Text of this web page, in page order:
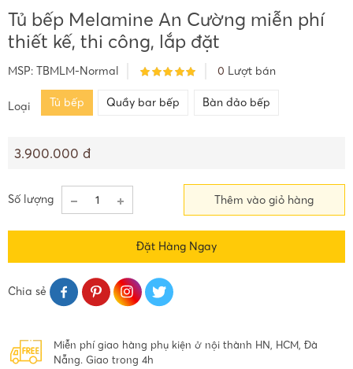
Tủ bếp Melamine An Cường miễn phí
thiết kế, thi công, lắp đặt
MSP: TBMLM-Normal 0 Lượt bán
Loại Tủ bếp Quầy bar bếp Bàn đảo bếp
3.900.000 đ
Số lượng Thêm vào giỏ hàng
Đặt Hàng Ngay
Chia sẻ
Miễn phí giao hàng phụ kiện ở nội thành HN, HCM, Đà
Nẵng. Giao trong 4h